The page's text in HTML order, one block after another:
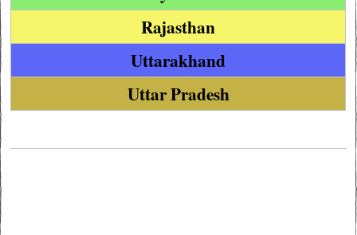
Rajasthan
Uttarakhand
Uttar Pradesh